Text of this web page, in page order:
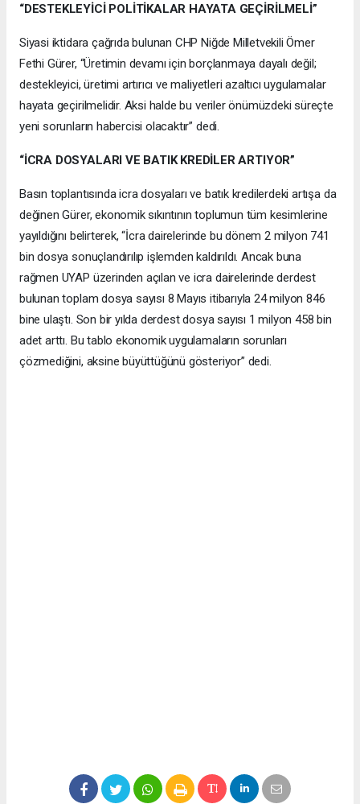
“DESTEKLEYİCİ POLİTİKALAR HAYATA GEÇİRİLMELİ”
Siyasi iktidara çağrıda bulunan CHP Niğde Milletvekili Ömer
Fethi Gürer, “Üretimin devamı için borçlanmaya dayalı değil;
destekleyici, üretimi artırıcı ve maliyetleri azaltıcı uygulamalar
hayata geçirilmelidir. Aksi halde bu veriler önümüzdeki süreçte
yeni sorunların habercisi olacaktır” dedi.
“İCRA DOSYALARI VE BATIK KREDİLER ARTIYOR”
Basın toplantısında icra dosyaları ve batık kredilerdeki artışa da
değinen Gürer, ekonomik sıkıntının toplumun tüm kesimlerine
yayıldığını belirterek, “İcra dairelerinde bu dönem 2 milyon 741
bin dosya sonuçlandırılıp işlemden kaldırıldı. Ancak buna
rağmen UYAP üzerinden açılan ve icra dairelerinde derdest
bulunan toplam dosya sayısı 8 Mayıs itibarıyla 24 milyon 846
bine ulaştı. Son bir yılda derdest dosya sayısı 1 milyon 458 bin
adet arttı. Bu tablo ekonomik uygulamaların sorunları
çözmediğini, aksine büyüttüğünü gösteriyor” dedi.